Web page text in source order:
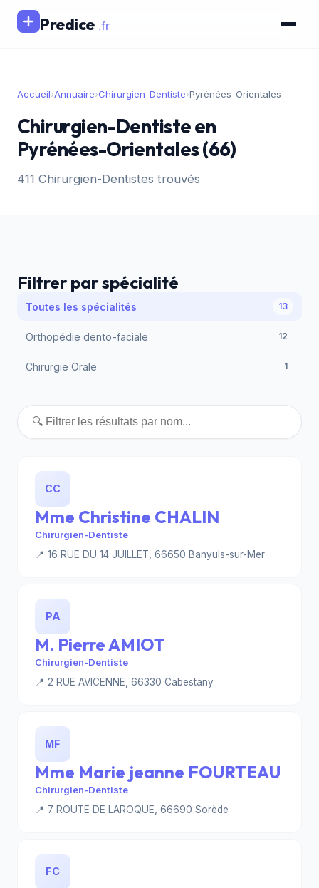
Predice .fr
Accueil›Annuaire›Chirurgien-Dentiste›Pyrénées-Orientales
Chirurgien-Dentiste en
Pyrénées-Orientales (66)
411 Chirurgien-Dentistes trouvés
Filtrer par spécialité
Toutes les spécialités 13
Orthopédie dento-faciale 12
Chirurgie Orale 1
CC
Mme Christine CHALIN
Chirurgien-Dentiste
📍 16 RUE DU 14 JUILLET, 66650 Banyuls-sur-Mer
PA
M. Pierre AMIOT
Chirurgien-Dentiste
📍 2 RUE AVICENNE, 66330 Cabestany
MF
Mme Marie jeanne FOURTEAU
Chirurgien-Dentiste
📍 7 ROUTE DE LAROQUE, 66690 Sorède
FC